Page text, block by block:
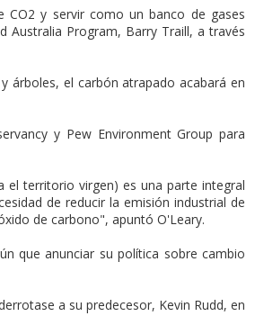
CO2 y servir como un banco de gases
Australia Program, Barry Traill, a través
árboles, el carbón atrapado acabará en
y Pew Environment Group para
el territorio virgen) es una parte integral
de reducir la emisión industrial de
de carbono", apuntó O'Leary.
que anunciar su política sobre cambio
a su predecesor, Kevin Rudd, en